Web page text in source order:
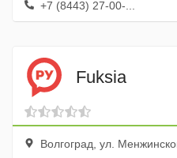
+7 (8443) 27-00-...
Fuksia
Волгоград, ул.